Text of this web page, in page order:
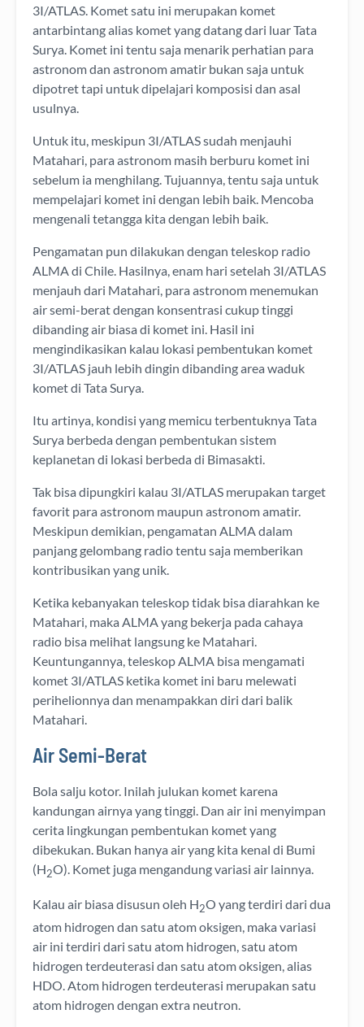
3I/ATLAS. Komet satu ini merupakan komet
antarbintang alias komet yang datang dari luar Tata
Surya. Komet ini tentu saja menarik perhatian para
astronom dan astronom amatir bukan saja untuk
dipotret tapi untuk dipelajari komposisi dan asal
usulnya.
Untuk itu, meskipun 3I/ATLAS sudah menjauhi
Matahari, para astronom masih berburu komet ini
sebelum ia menghilang. Tujuannya, tentu saja untuk
mempelajari komet ini dengan lebih baik. Mencoba
mengenali tetangga kita dengan lebih baik.
Pengamatan pun dilakukan dengan teleskop radio
ALMA di Chile. Hasilnya, enam hari setelah 3I/ATLAS
menjauh dari Matahari, para astronom menemukan
air semi-berat dengan konsentrasi cukup tinggi
dibanding air biasa di komet ini. Hasil ini
mengindikasikan kalau lokasi pembentukan komet
3I/ATLAS jauh lebih dingin dibanding area waduk
komet di Tata Surya.
Itu artinya, kondisi yang memicu terbentuknya Tata
Surya berbeda dengan pembentukan sistem
keplanetan di lokasi berbeda di Bimasakti.
Tak bisa dipungkiri kalau 3I/ATLAS merupakan target
favorit para astronom maupun astronom amatir.
Meskipun demikian, pengamatan ALMA dalam
panjang gelombang radio tentu saja memberikan
kontribusikan yang unik.
Ketika kebanyakan teleskop tidak bisa diarahkan ke
Matahari, maka ALMA yang bekerja pada cahaya
radio bisa melihat langsung ke Matahari.
Keuntungannya, teleskop ALMA bisa mengamati
komet 3I/ATLAS ketika komet ini baru melewati
perihelionnya dan menampakkan diri dari balik
Matahari.
Air Semi-Berat
Bola salju kotor. Inilah julukan komet karena
kandungan airnya yang tinggi. Dan air ini menyimpan
cerita lingkungan pembentukan komet yang
dibekukan. Bukan hanya air yang kita kenal di Bumi
(H2O). Komet juga mengandung variasi air lainnya.
Kalau air biasa disusun oleh H2O yang terdiri dari dua
atom hidrogen dan satu atom oksigen, maka variasi
air ini terdiri dari satu atom hidrogen, satu atom
hidrogen terdeuterasi dan satu atom oksigen, alias
HDO. Atom hidrogen terdeuterasi merupakan satu
atom hidrogen dengan extra neutron.